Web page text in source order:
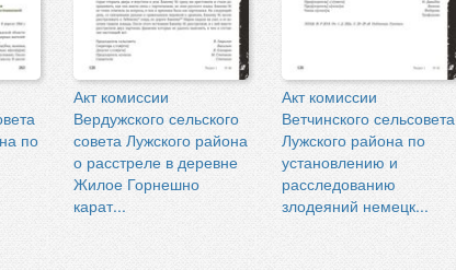
по
Акт комиссии
Вердужского сельского
совета Лужского района
о расстреле в деревне
Жилое Горнешно
карат...
Акт комиссии
Ветчинского сельсовета
Лужского района по
установлению и
расследованию
злодеяний немецк...